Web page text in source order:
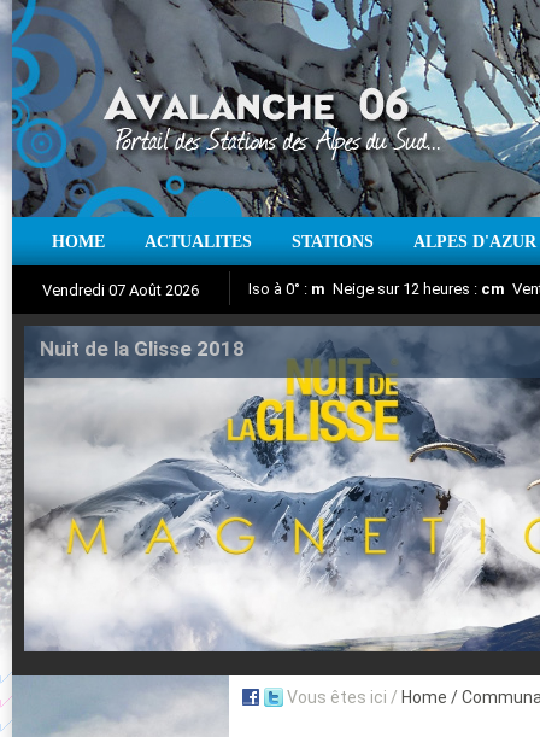
HOME ACTUALITES STATIONS ALPES D'AZUR
Vendredi 07 Août 2026
Aujourd'hui : T° Min : °C T° Max :°C
Iso à 0° : m Neige sur 12 heures : cm
Suivez en direct l'actualité des stations
Nuit de la Glisse 2018
Vous êtes ici / Home /